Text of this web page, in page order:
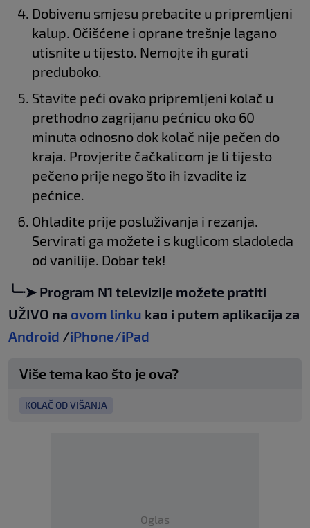
Dobivenu smjesu prebacite u pripremljeni
kalup. Očišćene i oprane trešnje lagano
utisnite u tijesto. Nemojte ih gurati
preduboko.
Stavite peći ovako pripremljeni kolač u
prethodno zagrijanu pećnicu oko 60
minuta odnosno dok kolač nije pečen do
kraja. Provjerite čačkalicom je li tijesto
pečeno prije nego što ih izvadite iz
pećnice.
Ohladite prije posluživanja i rezanja.
Servirati ga možete i s kuglicom sladoleda
od vanilije. Dobar tek!
╰┈➤ Program N1 televizije možete pratiti
UŽIVO na ovom linku kao i putem aplikacija za
Android /iPhone/iPad
Više tema kao što je ova?
KOLAČ OD VIŠANJA
Oglas